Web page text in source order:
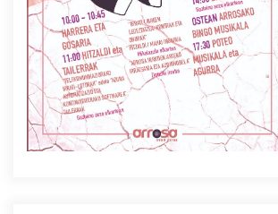
Arrosaren laburpen bideoa
Hamaika Telebistaren eskutik
2021/06/30